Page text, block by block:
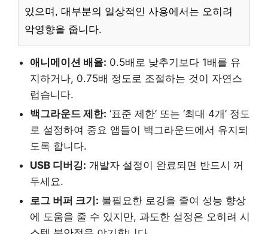
있으며, 대부분의 일상적인 사용에서는 오히려
악영향을 줍니다.
애니메이션 배율: 0.5배로 낮추기보다 1배를 유
지하거나, 0.75배 정도로 조절하는 것이 자연스
럽습니다.
백그라운드 제한: ‘표준 제한’ 또는 ‘최대 4개’ 정도
로 설정하여 중요 앱들이 백그라운드에서 유지되
도록 합니다.
USB 디버깅: 개발자 설정이 완료되면 반드시 꺼
두세요.
로그 버퍼 크기: 불필요한 로깅을 줄여 성능 향상
에 도움을 줄 수 있지만, 과도한 설정은 오히려 시